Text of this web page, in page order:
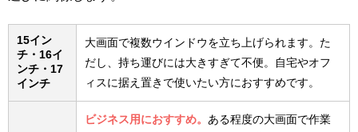
15イン
チ・16イ
ンチ・17
インチ
大画面で複数ウインドウを立ち上げられます。た
だし、持ち運びには大きすぎて不便。自宅やオフ
ィスに据え置きで使いたい方におすすめです。
ビジネス用におすすめ。 ある程度の大画面で作業